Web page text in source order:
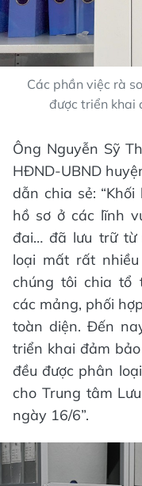
Các phần việc rà
được triển khai
Ông Nguyễn Sỹ
HĐND-UBND
dẫn chia sẻ:
hồ sơ ở các lĩnh
đai… đã lưu trữ từ
loại mất rất
chúng tôi chia tổ
các mảng, phối
toàn diện. Đến
triển khai đảm
đều được phân
cho Trung tâm
ngày 16/6”.